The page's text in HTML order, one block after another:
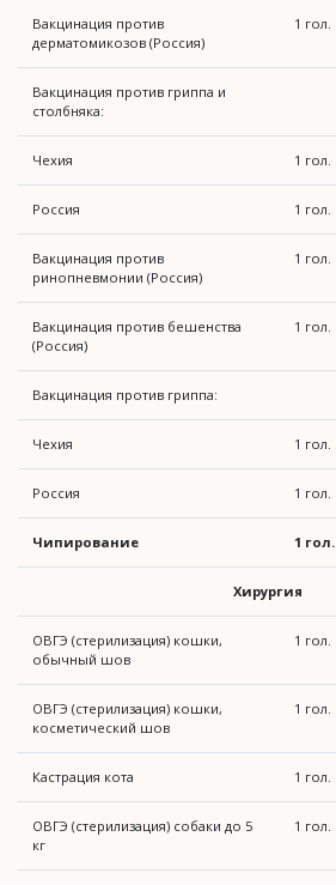
Вакцинация против
дерматомикозов (Россия)
1 гол.
Вакцинация против гриппа и
столбняка:
Чехия 1 гол.
Россия 1 гол.
Вакцинация против
ринопневмонии (Россия)
1 гол.
Вакцинация против бешенства
(Россия)
1 гол.
Вакцинация против гриппа:
Чехия 1 гол.
Россия 1 гол.
Чипирование 1 гол.
Хирургия
ОВГЭ (стерилизация) кошки,
обычный шов
1 гол.
ОВГЭ (стерилизация) кошки,
косметический шов
1 гол.
Кастрация кота 1 гол.
ОВГЭ (стерилизация) собаки до 5
кг
1 гол.